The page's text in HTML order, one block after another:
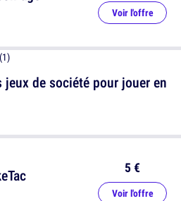
5 €
Voir l'offre
Voir l'offre
de société pour jouer en